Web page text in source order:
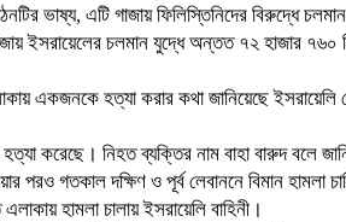
ভাষ্য, এটি গাজায় ফিলিস্তিনিদের বিরুদ্ধে
ইসরায়েলের চলমান যুদ্ধে অন্তত ৭২ হাজার
একজনকে হত্যা করার কথা জানিয়েছে
করেছে। নিহত ব্যক্তির নাম বাহা বারুদ বলে
পরও গতকাল দক্ষিণ ও পূর্ব লেবাননে বিমান
হামলা চালায় ইসরায়েলি বাহিনী।